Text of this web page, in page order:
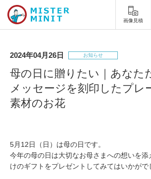
画像見積
修理サービス・料金
カバンの修理 時計修理・
2024年04月26日 お知らせ
母の日に贈りたい｜あなた
メッセージを刻印したプレ
素材のお花
5月12日（日）は母の日です。
今年の母の日は大切なお母さまへの想いを
けのギフトをプレゼントしてみてはいかがで